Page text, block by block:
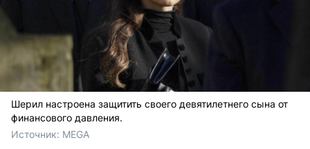
Шерил настроена защитить своего девятилетнего сына от
финансового давления.
Источник: MEGA